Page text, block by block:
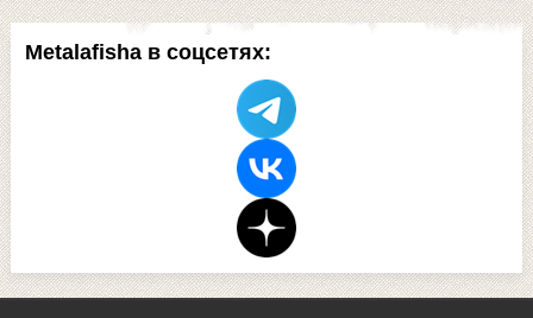
Metalafisha в соцсетях: